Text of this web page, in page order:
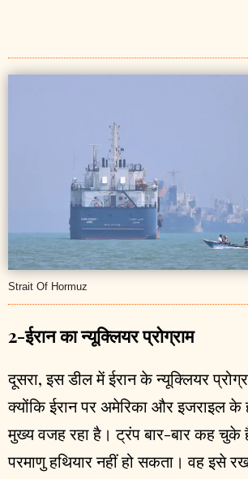
Strait Of Hormuz
2-ईरान का न्यूक्लियर प्रोग्राम
दूसरा, इस डील में ईरान के न्यूक्लियर
क्योंकि ईरान पर अमेरिका और इजराइल
मुख्य वजह रहा है। ट्रंप बार-बार कह चुके
परमाणु हथियार नहीं हो सकता। वह इसे